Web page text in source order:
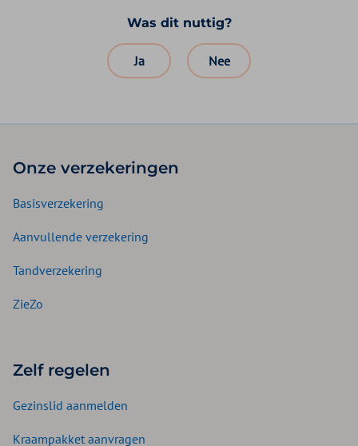
Was dit nuttig?
Ja Nee
Onze verzekeringen
Basisverzekering
Aanvullende verzekering
Tandverzekering
ZieZo
Zelf regelen
Gezinslid aanmelden
Kraampakket aanvragen